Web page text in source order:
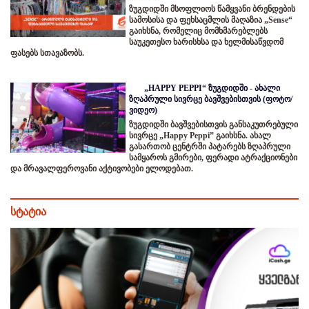
ზუგდიდში მსოფლიოს წამყვანი ბრენდების
სამოსისა და ფეხსაცმლის მაღაზია „Sense“
გაიხსნა, რომელიც მომხმარებლებს
საუკეთესო ხარისხსა და ხელმისაწვდომ
ფასებს სთავაზობს.
„HAPPY PEPPI“ ზუგდიდში - ახალი
ზღაპრული სივრცე ბავშვებისთვის (ფოტო/
ვიდეო)
ზუგდიდში ბავშვებისთვის განსაკუთრებული
სივრცე „Happy Peppi” გაიხსნა. ახალ
გასართობ ცენტრში პატარებს ზღაპრული
სამყაროს გმირები, ფერადი ატრაქციონები
და მრავალფეროვანი აქტივობები ელოდებათ.
სტატია